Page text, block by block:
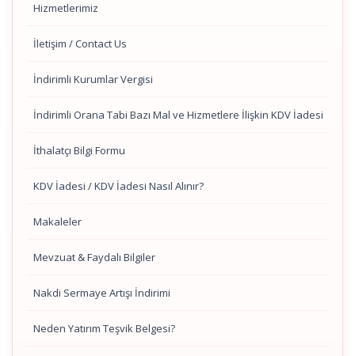
Hizmetlerimiz
İletişim / Contact Us
İndirimli Kurumlar Vergisi
İndirimli Orana Tabi Bazı Mal ve Hizmetlere İlişkin KDV İadesi
İthalatçı Bilgi Formu
KDV İadesi / KDV İadesi Nasıl Alınır?
Makaleler
Mevzuat & Faydalı Bilgiler
Nakdi Sermaye Artışı İndirimi
Neden Yatırım Teşvik Belgesi?